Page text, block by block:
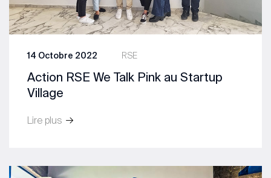
RSE
14 Octobre 2022
Action RSE We Talk Pink au Startup
Village
Lire plus